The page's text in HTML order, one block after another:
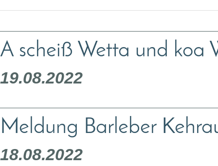
A scheiß Wetta und koa
19.08.2022
Meldung Barleber
18.08.2022